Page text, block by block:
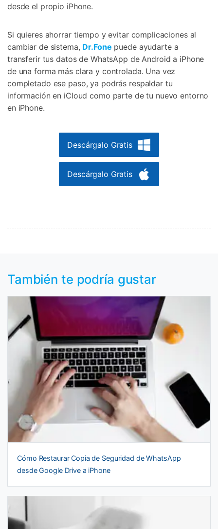
desde el propio iPhone.
Si quieres ahorrar tiempo y evitar complicaciones al
cambiar de sistema, Dr.Fone puede ayudarte a
transferir tus datos de WhatsApp de Android a iPhone
de una forma más clara y controlada. Una vez
completado ese paso, ya podrás respaldar tu
información en iCloud como parte de tu nuevo entorno
en iPhone.
Descárgalo Gratis
Descárgalo Gratis
También te podría gustar
Cómo Restaurar Copia de Seguridad de WhatsApp
desde Google Drive a iPhone